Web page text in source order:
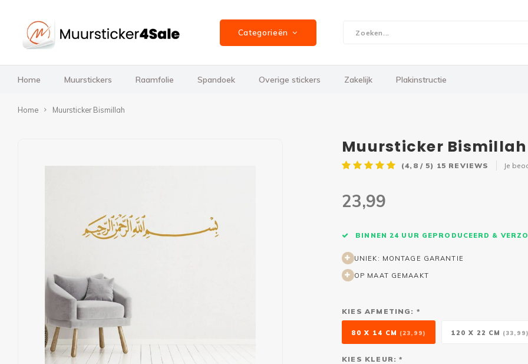
Categorieën
Home Muurstickers Raamfolie Spandoek Overige stickers Zakelijk Plakinstructie
Home Muursticker Bismillah
Muursticker Bismillah
(4,8 / 5) 15 REVIEWS Je
23,99
BINNEN 24 UUR GEPRODUCEERD &
UNIEK: MONTAGE GARANTIE
OP MAAT GEMAAKT
KIES AFMETING: *
80 X 14 CM (23,99) 120 X 22 CM (33,99)
KIES KLEUR: *